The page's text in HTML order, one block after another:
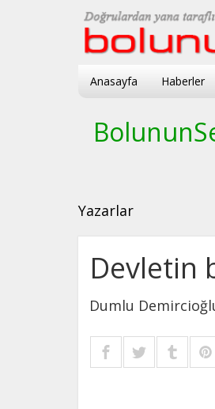
Anasayfa Haberler
Yazarlar
Devletin
Dumlu